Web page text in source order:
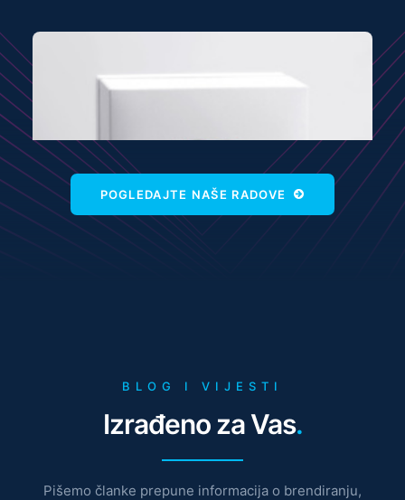
POGLEDAJTE NAŠE RADOVE
BLOG I VIJESTI
Izrađeno za Vas.
Pišemo članke prepune informacija o brendiranju,